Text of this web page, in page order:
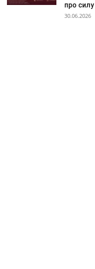
про
30.06.2026